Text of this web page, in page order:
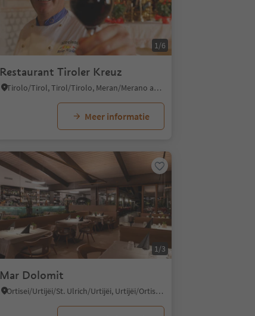
1/6
Restaurant Tiroler Kreuz
Tirolo/Tirol, Tirol/Tirolo, Meran/Merano and environs
Meer informatie
1/3
Mar Dolomit
Ortisei/Urtijëi/St. Ulrich/Urtijëi, Urtijëi/Ortisei, Dolomites Region Val Gardena